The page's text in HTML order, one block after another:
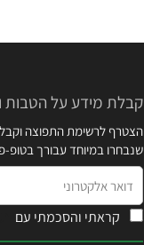
קבלת מידע על הטבות
הצטרף לרשימת התפוצה וקבל
שנבחרו במיוחד עבורך
אלקטרוני
קראתי והסכמתי עם